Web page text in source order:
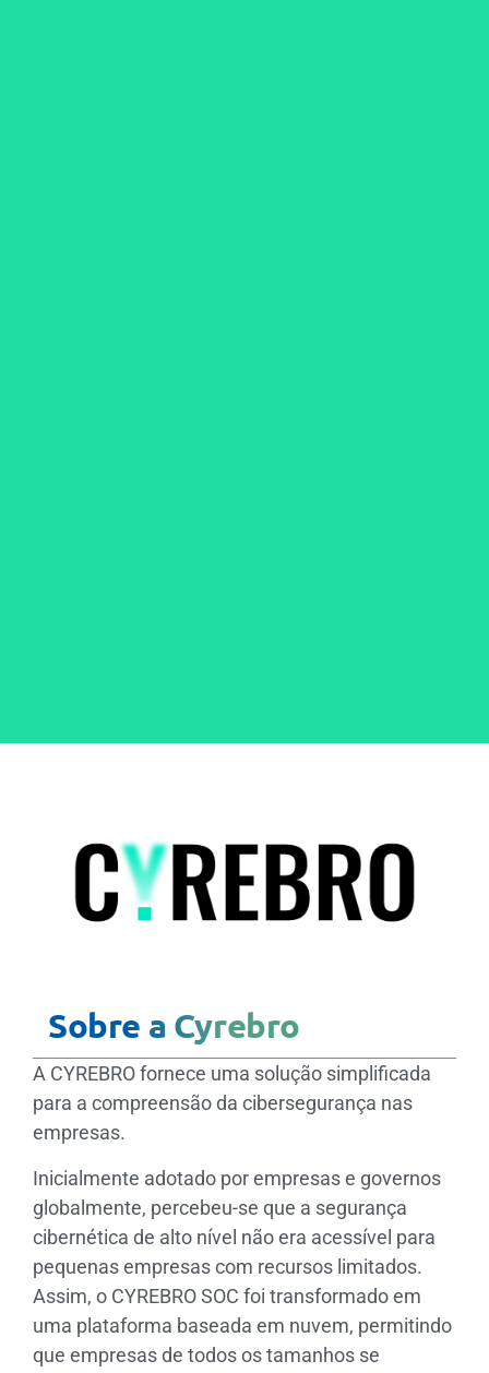
Sobre a Cyrebro
A CYREBRO fornece uma solução simplificada
para a compreensão da cibersegurança nas
empresas.
Inicialmente adotado por empresas e governos
globalmente, percebeu-se que a segurança
cibernética de alto nível não era acessível para
pequenas empresas com recursos limitados.
Assim, o CYREBRO SOC foi transformado em
uma plataforma baseada em nuvem, permitindo
que empresas de todos os tamanhos se